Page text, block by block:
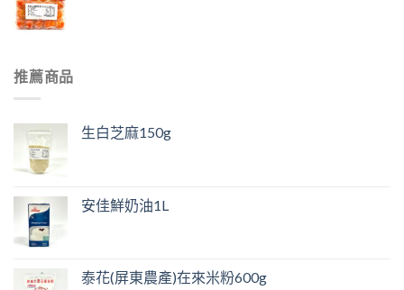
推薦商品
生白芝麻150g
安佳鮮奶油1L
泰花(屏東農產)在來米粉600g